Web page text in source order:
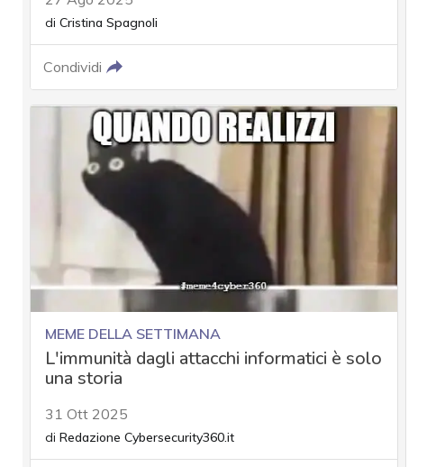
di Cristina Spagnoli
Condividi
MEME DELLA SETTIMANA
L'immunità dagli attacchi informatici è solo
una storia
31 Ott 2025
di Redazione Cybersecurity360.it